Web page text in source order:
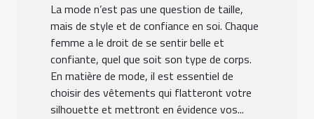
La mode n’est pas une question de taille,
mais de style et de confiance en soi. Chaque
femme a le droit de se sentir belle et
confiante, quel que soit son type de corps.
En matière de mode, il est essentiel de
choisir des vêtements qui flatteront votre
silhouette et mettront en évidence vos...